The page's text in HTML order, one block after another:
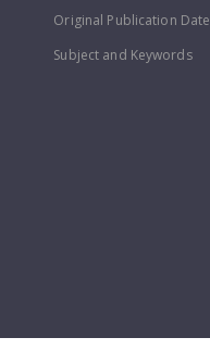
Original Publication Date
Subject and Keywords